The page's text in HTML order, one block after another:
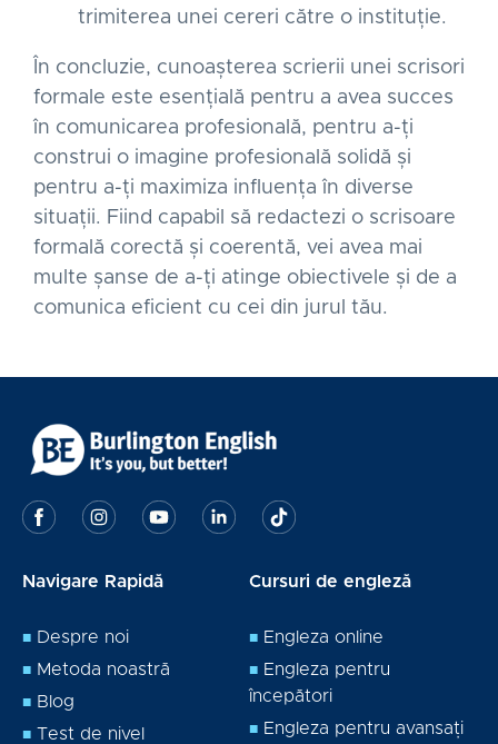
trimiterea unei cereri către o instituție.
În concluzie, cunoașterea scrierii unei scrisori
formale este esențială pentru a avea succes
în comunicarea profesională, pentru a-ți
construi o imagine profesională solidă și
pentru a-ți maximiza influența în diverse
situații. Fiind capabil să redactezi o scrisoare
formală corectă și coerentă, vei avea mai
multe șanse de a-ți atinge obiectivele și de a
comunica eficient cu cei din jurul tău.
Navigare Rapidă
Despre noi
Metoda noastră
Blog
Test de nivel
Cursuri de engleză
Engleza online
Engleza pentru
începători
Engleza pentru avansați